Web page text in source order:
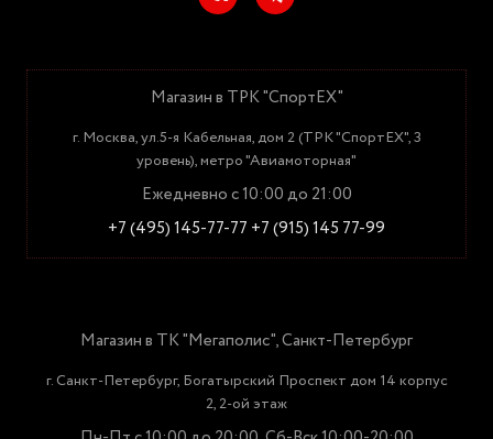
Магазин в ТРК "СпортЕХ"
г. Москва, ул.5-я Кабельная, дом 2 (ТРК "СпортЕХ", 3
уровень), метро "Авиамоторная"
Ежедневно с 10:00 до 21:00
+7 (495) 145-77-77 +7 (915) 145 77-99
Магазин в ТК "Мегаполис", Санкт-Петербург
г. Санкт-Петербург, Богатырский Проспект дом 14 корпус
2, 2-ой этаж